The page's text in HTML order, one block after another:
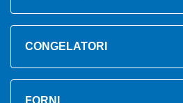
CONGELATORI